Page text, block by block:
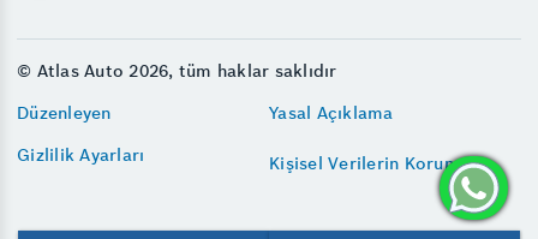
© Atlas Auto 2026, tüm haklar saklıdır
Düzenleyen
Yasal Açıklama
Gizlilik Ayarları
Kişisel Verilerin Korunması